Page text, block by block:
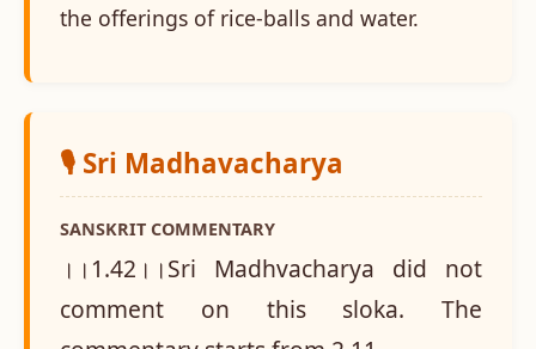
the offerings of rice-balls and water.
🎙️ Sri Madhavacharya
SANSKRIT COMMENTARY
।।1.42।।Sri Madhvacharya did not
comment on this sloka. The